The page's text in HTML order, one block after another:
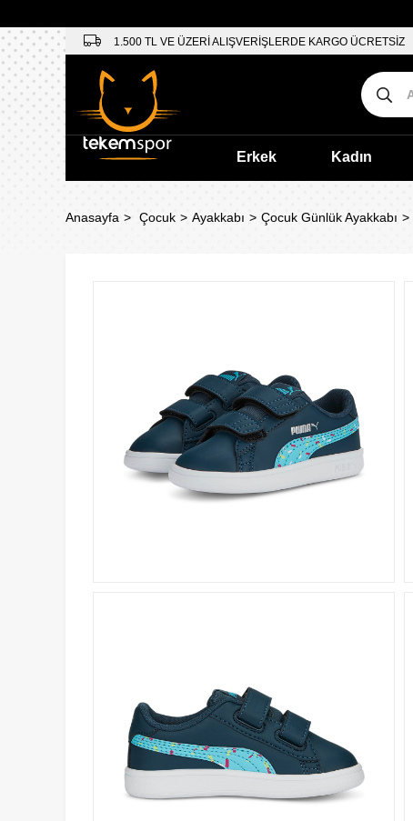
1.500 TL VE ÜZERİ ALIŞVERİŞLERDE KARGO ÜCRETSİZ
Erkek Kadın
Anasayfa Çocuk Ayakkabı Çocuk Günlük Ayakkabı